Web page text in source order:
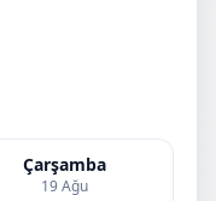
Çarşamba
19 Ağu